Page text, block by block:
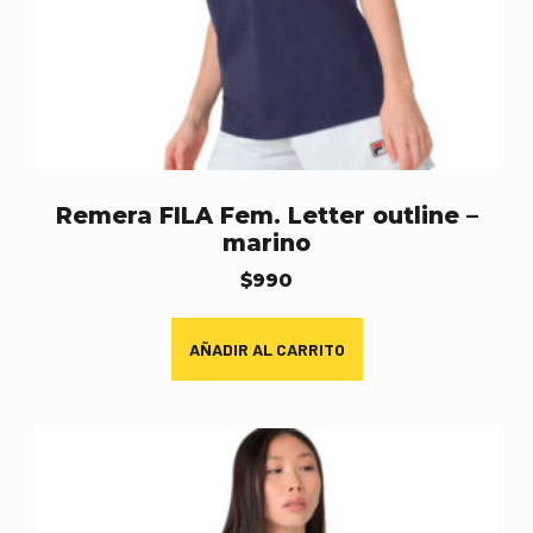
Remera FILA Fem. Letter outline –
marino
$990
AÑADIR AL CARRITO